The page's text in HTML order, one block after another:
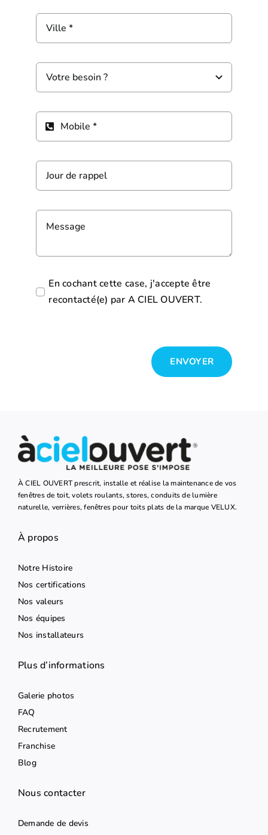
En cochant cette case, j'accepte être
recontacté(e) par A CIEL OUVERT.
ENVOYER
À CIEL OUVERT prescrit, installe et réalise la maintenance de vos
fenêtres de toit, volets roulants, stores, conduits de lumière
naturelle, verrières, fenêtres pour toits plats de la marque VELUX.
À propos
Notre Histoire
Nos certifications
Nos valeurs
Nos équipes
Nos installateurs
Plus d’informations
Galerie photos
FAQ
Recrutement
Franchise
Blog
Nous contacter
Demande de devis